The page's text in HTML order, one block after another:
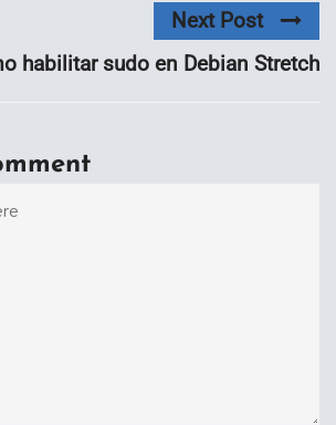
Next Post
habilitar sudo en Debian Stretch